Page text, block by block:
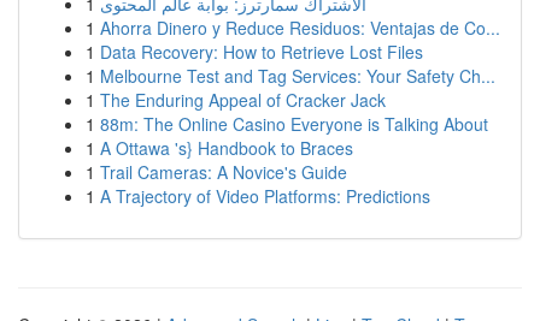
1 Ahorra Dinero y Reduce Residuos: Ventajas de Co...
1 Data Recovery: How to Retrieve Lost Files
1 Melbourne Test and Tag Services: Your Safety Ch...
1 The Enduring Appeal of Cracker Jack
1 88m: The Online Casino Everyone is Talking About
1 A Ottawa 's} Handbook to Braces
1 Trail Cameras: A Novice's Guide
1 A Trajectory of Video Platforms: Predictions